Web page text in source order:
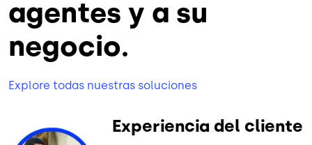
agentes y a su
negocio.
Explore todas nuestras soluciones
Experiencia del cliente